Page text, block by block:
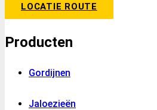
LOCATIE ROUTE
Producten
Gordijnen
Jaloezieën